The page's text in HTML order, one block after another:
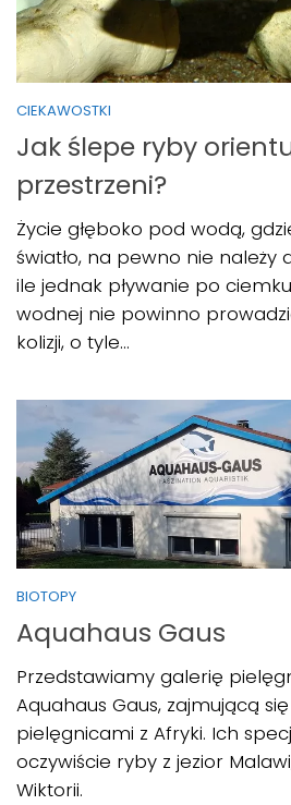
CIEKAWOSTKI
Jak ślepe ryby
przestrzeni?
Życie głęboko pod wodą,
światło, na pewno nie należy
ile jednak pływanie po
wodnej nie powinno
kolizji, o tyle...
BIOTOPY
Aquahaus Gaus
Przedstawiamy galerię
Aquahaus Gaus, zajmującą
pielęgnicami z Afryki. Ich
oczywiście ryby z jezior
Wiktorii.